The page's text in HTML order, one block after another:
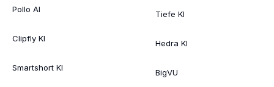
Pollo AI
Clipfly KI
Smartshort KI
Tiefe KI
Hedra KI
BigVU